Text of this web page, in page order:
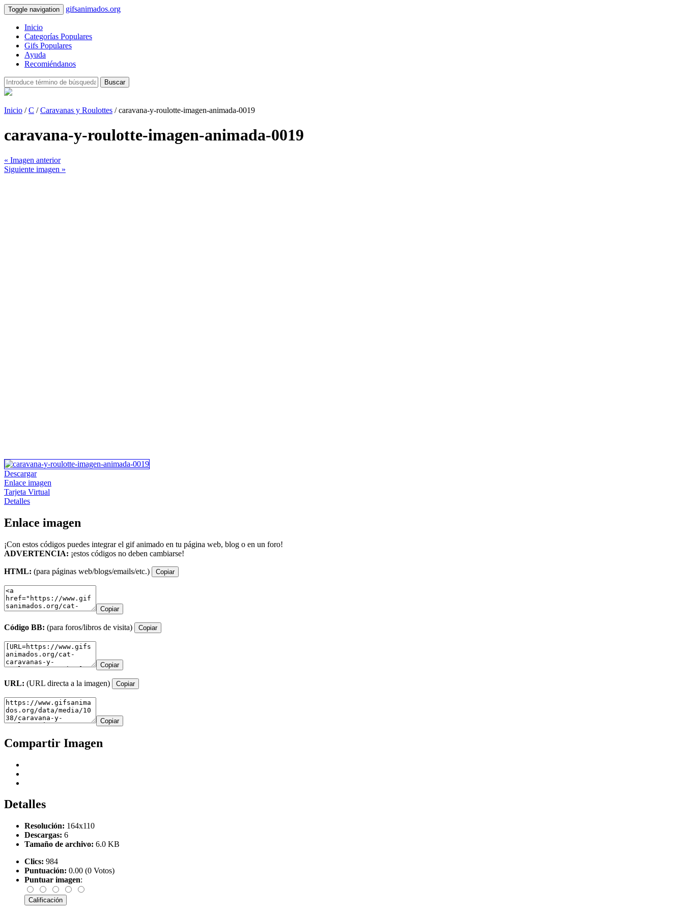
Toggle navigation gifsanimados.org
Inicio
Categorías Populares
Gifs Populares
Ayuda
Recomiéndanos
Buscar
Inicio /C /Caravanas y Roulottes / caravana-y-roulotte-imagen-animada-0019
caravana-y-roulotte-imagen-animada-0019
« Imagen anterior
Siguiente imagen »
Descargar
Enlace imagen
Tarjeta Virtual
Detalles
Enlace imagen
¡Con estos códigos puedes integrar el gif animado en tu página web, blog o en un foro!
ADVERTENCIA: ¡estos códigos no deben cambiarse!
HTML: (para páginas web/blogs/emails/etc.) Copiar
Copiar
Código BB: (para foros/libros de visita) Copiar
Copiar
URL: (URL directa a la imagen) Copiar
Copiar
Compartir Imagen
Detalles
Resolución: 164x110
Descargas: 6
Tamaño de archivo: 6.0 KB
Clics: 984
Puntuación: 0.00 (0 Votos)
Puntuar imagen: